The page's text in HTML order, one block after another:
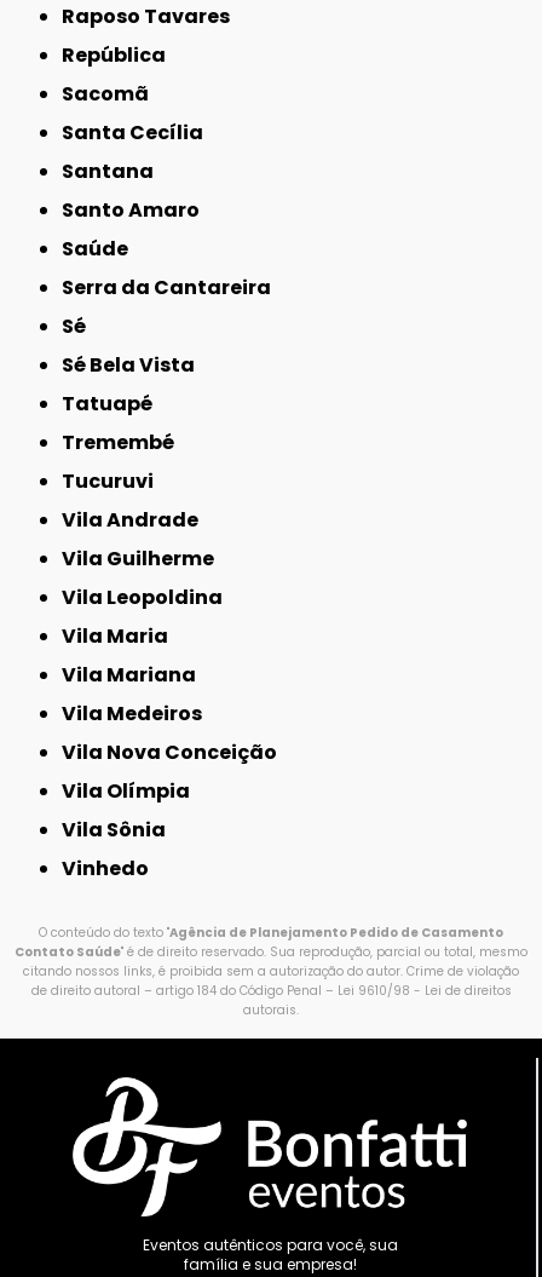
Raposo Tavares
República
Sacomã
Santa Cecília
Santana
Santo Amaro
Saúde
Serra da Cantareira
Sé
Sé Bela Vista
Tatuapé
Tremembé
Tucuruvi
Vila Andrade
Vila Guilherme
Vila Leopoldina
Vila Maria
Vila Mariana
Vila Medeiros
Vila Nova Conceição
Vila Olímpia
Vila Sônia
Vinhedo
O conteúdo do texto "Agência de Planejamento Pedido de Casamento
Contato Saúde" é de direito reservado. Sua reprodução, parcial ou total, mesmo
citando nossos links, é proibida sem a autorização do autor. Crime de violação
de direito autoral – artigo 184 do Código Penal – Lei 9610/98 - Lei de direitos
autorais.
Eventos autênticos para você, sua
família e sua empresa!